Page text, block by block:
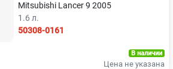
Mitsubishi Lancer 9 2005
1.6 л.
50308-0161
В наличии
Цена не указана